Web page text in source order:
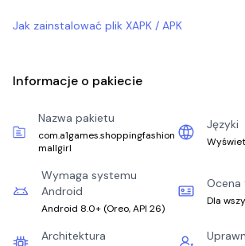
Jak zainstalować plik XAPK / APK
Informacje o pakiecie
Nazwa pakietu
com.a1games.shoppingfashion
mallgirl
Języki
Wymaga systemu
Android
Android 8.0+(Oreo, API 26)
Ocena
Dla
Architektura